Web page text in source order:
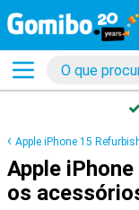
Apple iPhone 15
Apple
os